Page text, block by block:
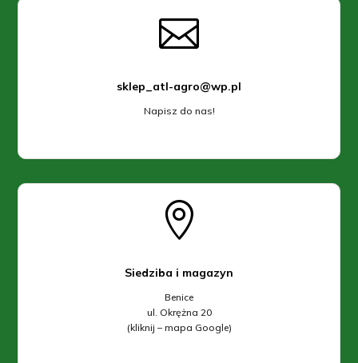

sklep_atl-agro@wp.pl
Napisz do nas!

Siedziba i magazyn
Benice
ul. Okrężna 20
(kliknij – mapa Google)